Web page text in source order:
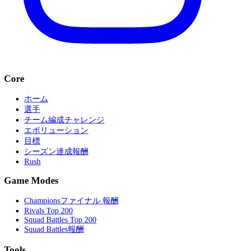
Core
ホーム
選手
チーム編成チャレンジ
エボリューション
目標
シーズン達成報酬
Rush
Game Modes
Championsファイナル 報酬
Rivals Top 200
Squad Battles Top 200
Squad Battles報酬